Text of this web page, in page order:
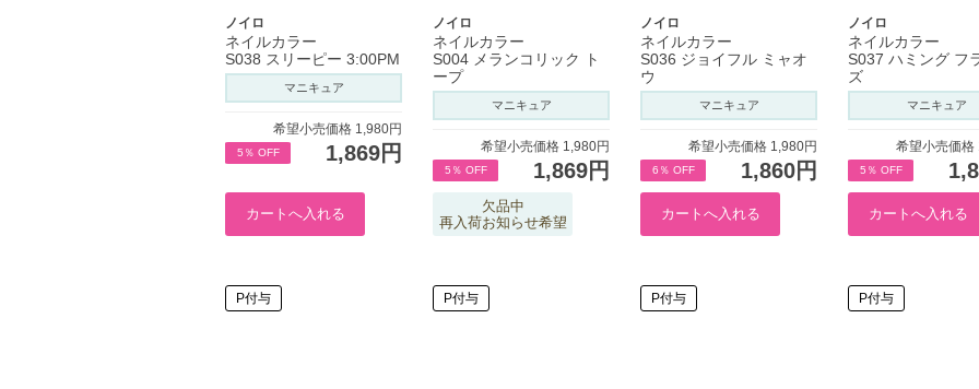
ノイロ
ネイルカラー
S038 スリーピー 3:00PM
マニキュア
希望小売価格 1,980円
5％ OFF 1,869円
ノイロ
ネイルカラー
S004 メランコリック ト
ープ
マニキュア
希望小売価格 1,980円
5％ OFF 1,869円
欠品中
再入荷お知らせ希望
ノイロ
ネイルカラー
S036 ジョイフル ミャオ
ウ
マニキュア
希望小売価格 1,980円
6％ OFF 1,860円
ノイロ
ネイルカラー
S037 ハミング フ
ズ
マニキュア
希望小売価格
5％ OFF
P付与 P付与 P付与 P付与